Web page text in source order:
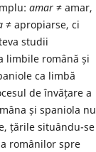
amar ≠ amar,
≠ apropiarse, ci
studii
limbile română și
ca limbă
de învățare a
și spaniola nu
țările situându-se
românilor spre